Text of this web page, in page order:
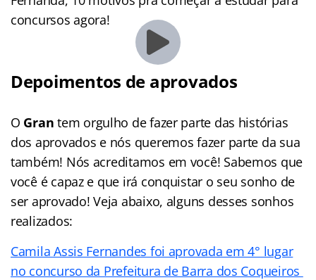
concursos agora!
Depoimentos de aprovados
O Gran tem orgulho de fazer parte das histórias
dos aprovados e nós queremos fazer parte da sua
também! Nós acreditamos em você! Sabemos que
você é capaz e que irá conquistar o seu sonho de
ser aprovado! Veja abaixo, alguns desses sonhos
realizados:
Camila Assis Fernandes foi aprovada em 4° lugar
no concurso da Prefeitura de Barra dos Coqueiros